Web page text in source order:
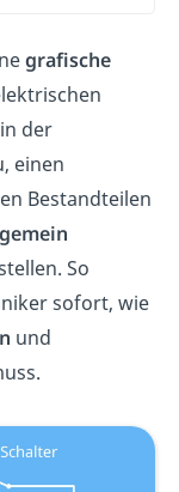
grafische
der
einen
Bestandteilen
So
sofort, wie
und